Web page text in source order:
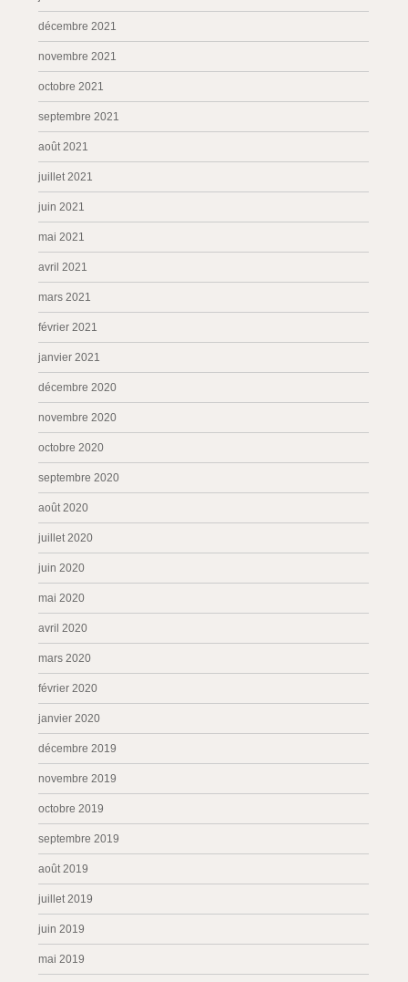
décembre 2021
novembre 2021
octobre 2021
septembre 2021
août 2021
juillet 2021
juin 2021
mai 2021
avril 2021
mars 2021
février 2021
janvier 2021
décembre 2020
novembre 2020
octobre 2020
septembre 2020
août 2020
juillet 2020
juin 2020
mai 2020
avril 2020
mars 2020
février 2020
janvier 2020
décembre 2019
novembre 2019
octobre 2019
septembre 2019
août 2019
juillet 2019
juin 2019
mai 2019